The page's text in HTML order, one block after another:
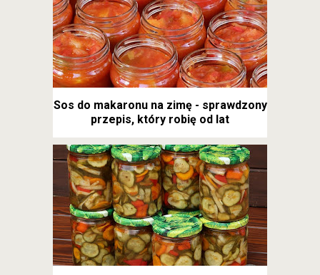
Sos do makaronu na zimę - sprawdzony
przepis, który robię od lat